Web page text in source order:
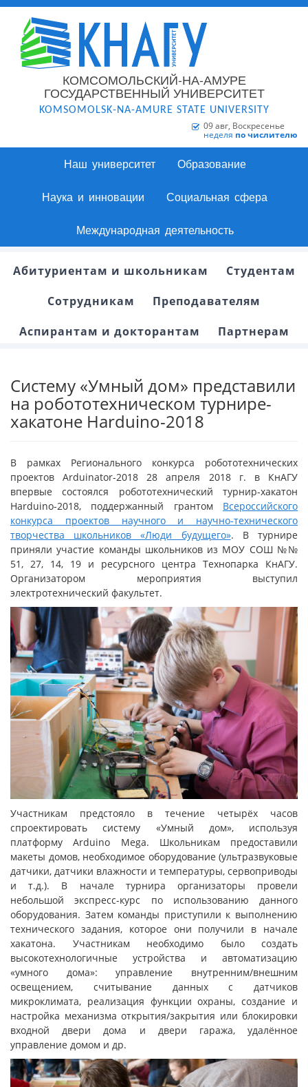
КОМСОМОЛЬСКИЙ-НА-АМУРЕ
ГОСУДАРСТВЕННЫЙ УНИВЕРСИТЕТ
KOMSOMOLSK-NA-AMURE STATE UNIVERSITY
09 авг, Воскресенье
неделя по числителю
Наш университет Образование
Наука и инновации Социальная сфера
Международная деятельность
Абитуриентам и школьникам
Студентам
Сотрудникам
Преподавателям
Аспирантам и докторантам
Партнерам
Систему «Умный дом» представили
на робототехническом турнире-
хакатоне Harduino-2018
В рамках Регионального конкурса робототехнических
проектов Arduinator-2018 28 апреля 2018 г. в КнАГУ
впервые состоялся робототехнический турнир-хакатон
Harduinо-2018, поддержанный грантом Всероссийского
конкурса проектов научного и научно-технического
творчества школьников «Люди будущего». В турнире
приняли участие команды школьников из МОУ СОШ №№
51, 27, 14, 19 и ресурсного центра Технопарка КнАГУ.
Организатором мероприятия выступил
электротехнический факультет.
Участникам предстояло в течение четырёх часов
спроектировать систему «Умный дом», используя
платформу Arduino Mega. Школьникам предоставили
макеты домов, необходимое оборудование (ультразвуковые
датчики, датчики влажности и температуры, сервоприводы
и т.д.). В начале турнира организаторы провели
небольшой экспресс-курс по использованию данного
оборудования. Затем команды приступили к выполнению
технического задания, которое они получили в начале
хакатона. Участникам необходимо было создать
высокотехнологичные устройства и автоматизацию
«умного дома»: управление внутренним/внешним
освещением, считывание данных с датчиков
микроклимата, реализация функции охраны, создание и
настройка механизма открытия/закрытия или блокировки
входной двери дома и двери гаража, удалённое
управление домом и др.